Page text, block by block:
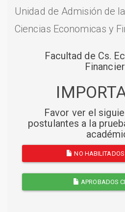
Unidad de Admisión de
Ciencias Economicas y
Facultad de Cs.
Favor ver el
postulantes a la
NO
APROBADOS